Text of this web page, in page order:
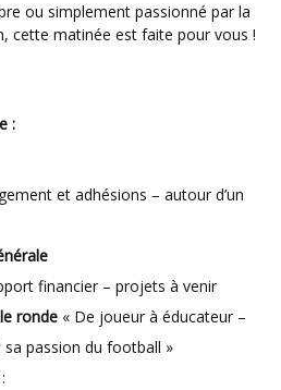
ou simplement passionné par la
cette matinée est faite pour vous !
:
et adhésions – autour d’un
financier – projets à venir
ronde « De joueur à éducateur –
passion du football »